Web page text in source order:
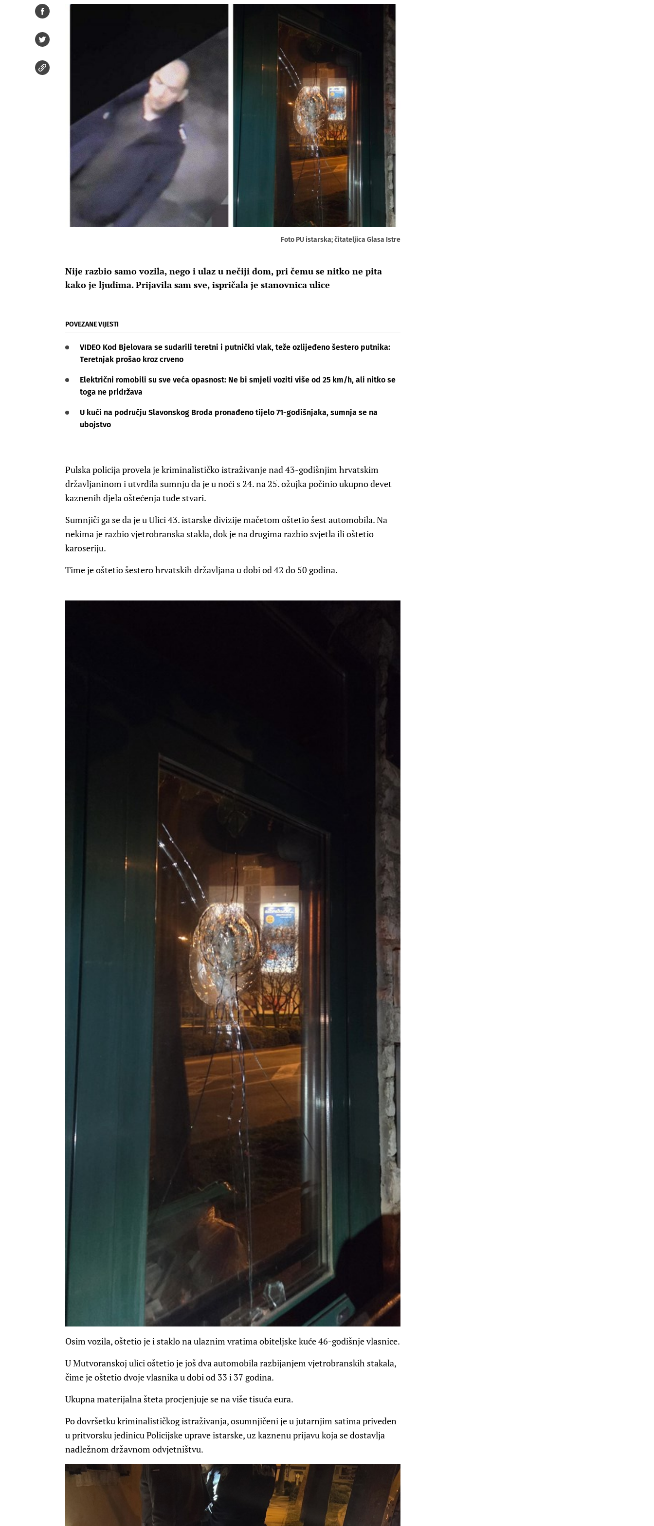
Foto PU istarska; čitateljica Glasa Istre
Nije razbio samo vozila, nego i ulaz u nečiji dom, pri čemu se nitko ne pita
kako je ljudima. Prijavila sam sve, ispričala je stanovnica ulice
POVEZANE VIJESTI
VIDEO Kod Bjelovara se sudarili teretni i putnički vlak, teže ozlijeđeno šestero putnika:
Teretnjak prošao kroz crveno
Električni romobili su sve veća opasnost: Ne bi smjeli voziti više od 25 km/h, ali nitko se
toga ne pridržava
U kući na području Slavonskog Broda pronađeno tijelo 71-godišnjaka, sumnja se na
ubojstvo
Pulska policija provela je kriminalističko istraživanje nad 43-godišnjim hrvatskim
državljaninom i utvrdila sumnju da je u noći s 24. na 25. ožujka počinio ukupno devet
kaznenih djela oštećenja tuđe stvari.
Sumnjiči ga se da je u Ulici 43. istarske divizije mačetom oštetio šest automobila. Na
nekima je razbio vjetrobranska stakla, dok je na drugima razbio svjetla ili oštetio
karoseriju.
Time je oštetio šestero hrvatskih državljana u dobi od 42 do 50 godina.
Osim vozila, oštetio je i staklo na ulaznim vratima obiteljske kuće 46-godišnje vlasnice.
U Mutvoranskoj ulici oštetio je još dva automobila razbijanjem vjetrobranskih stakala,
čime je oštetio dvoje vlasnika u dobi od 33 i 37 godina.
Ukupna materijalna šteta procjenjuje se na više tisuća eura.
Po dovršetku kriminalističkog istraživanja, osumnjičeni je u jutarnjim satima priveden
u pritvorsku jedinicu Policijske uprave istarske, uz kaznenu prijavu koja se dostavlja
nadležnom državnom odvjetništvu.